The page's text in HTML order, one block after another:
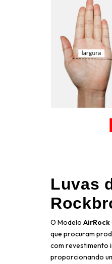
Luvas
O Modelo AirRock
que procuram
com revestimento
proporcionando